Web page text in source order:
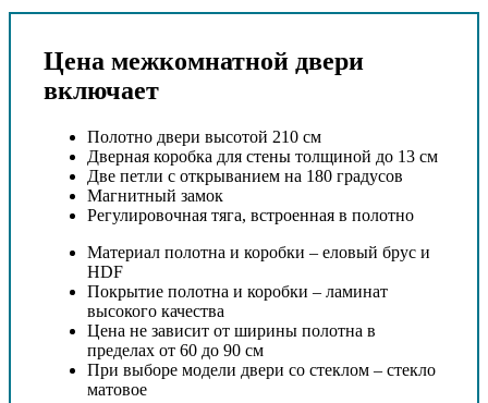
Цена межкомнатной двери
включает
Полотно двери высотой 210 см
Дверная коробка для стены толщиной до 13 см
Две петли с открыванием на 180 градусов
Магнитный замок
Регулировочная тяга, встроенная в полотно
Материал полотна и коробки – еловый брус и
HDF
Покрытие полотна и коробки – ламинат
высокого качества
Цена не зависит от ширины полотна в
пределах от 60 до 90 см
При выборе модели двери со стеклом – стекло
матовое